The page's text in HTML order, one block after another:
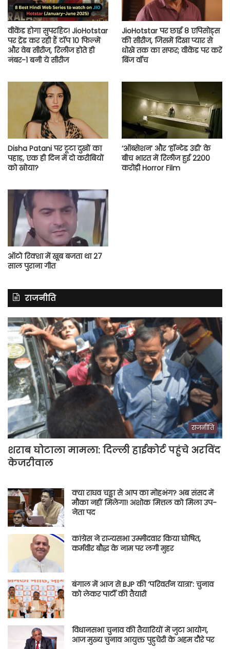
वीकेंड होगा सुपरहिट! JioHotstar
पर ट्रेंड कर रही हैं टॉप 10 फिल्में
और वेब सीरीज, रिलीज होते ही
नंबर-1 बनी ये सीरीज
JioHotstar पर छाई 8 एपिसोड्स
की सीरीज, जिसमें दिखा प्यार से
धोखे तक का सफर; वीकेंड पर करें
बिंज वॉच
Disha Patani पर टूटा दुखों का
पहाड़, एक ही दिन में दो करीबियों
को खोया?
‘ऑब्सेशन’ और ‘हॉन्टेड 3डी’ के
बीच भारत में रिलीज हुई 2200
करोड़ी Horror Film
ऑटो रिक्शा में खूब बजता था 27
साल पुराना गीत
राजनीति
राजनीति
शराब घोटाला मामला: दिल्ली हाईकोर्ट पहुंचे अरविंद
केजरीवाल
क्या राघव चड्ढा से आप का मोहभंग? अब संसद में
मौका नहीं मिलेगा! अशोक मित्तल को मिला उप-
नेता पद
कांग्रेस ने राज्यसभा उम्मीदवार किया घोषित,
कर्मवीर बौद्ध के नाम पर लगी मुहर
बंगाल में आज से BJP की ‘परिवर्तन यात्रा’: चुनाव
को लेकर पार्टी की तैयारी
विधानसभा चुनाव की तैयारियों में जुटा आयोग,
आज मुख्य चुनाव आयुक्त पुडुचेरी के अहम दौरे पर